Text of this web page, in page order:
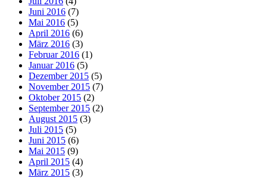
Juni 2016 (7)
Mai 2016 (5)
April 2016 (6)
März 2016 (3)
Februar 2016 (1)
Januar 2016 (5)
Dezember 2015 (5)
November 2015 (7)
Oktober 2015 (2)
September 2015 (2)
August 2015 (3)
Juli 2015 (5)
Juni 2015 (6)
Mai 2015 (9)
April 2015 (4)
März 2015 (3)